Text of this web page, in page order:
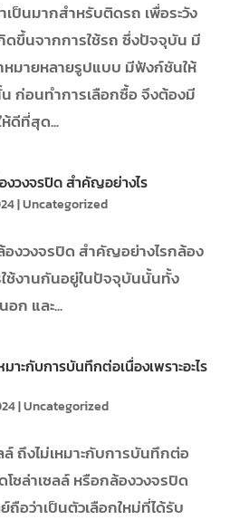
ป็นมากสำหรับติดรถ เพื่อระวัง
ดขึ้นจากการใช้รถ ซึ่งปัจจุบัน มี
มายหลายรูปแบบ มีฟังก์ชันให้
ก่อนทำการเลือกซื้อ จึงต้องมี
ดีที่สุด...
วงจรปิด สำคัญอย่างไร
|Uncategorized
งวงจรปิด สำคัญอย่างไรกล้อง
ช้งานกันอยู่ในปัจจุบันนั้นทั้ง
ก และ...
าะกับการบันทึกต่อเนื่องเพราะอะไร
|Uncategorized
ล์ ถึงไม่เหมาะกับการบันทึกต่อ
ซล่าเซลล์ หรือกล้องวงจรปิด
อว่าเป็นตัวเลือกใหม่ที่ได้รับ